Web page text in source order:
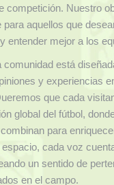
competición. Nuestro
para aquellos que
entender mejor a los
está
y experiencias
que cada
global del fútbol,
para
cada voz
un sentido de
en el campo.